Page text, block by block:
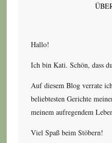
Hallo!
Ich bin Kati. Schön, dass
Auf diesem Blog verrate
beliebtesten Gerichte
meinem aufregendem
Viel Spaß beim Stöbern!